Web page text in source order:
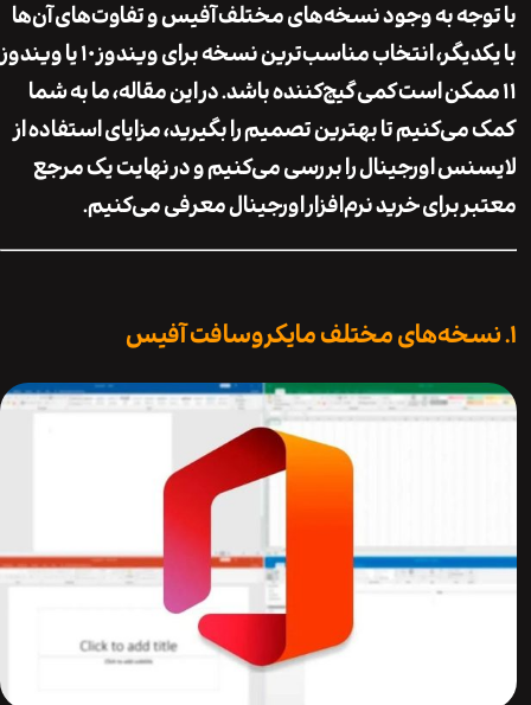
به وجود نسخه‌های مختلف آفیس و تفاوت‌های آن‌ها
با یکدیگر، انتخاب مناسب‌ترین نسخه برای ویندوز ۱۰ یا ویندوز
است کمی گیج‌کننده باشد. در این مقاله، ما به شما
تا بهترین تصمیم را بگیرید، مزایای استفاده از
اورجینال را بررسی می‌کنیم و در نهایت یک مرجع
برای خرید نرم‌افزار اورجینال معرفی می‌کنیم.